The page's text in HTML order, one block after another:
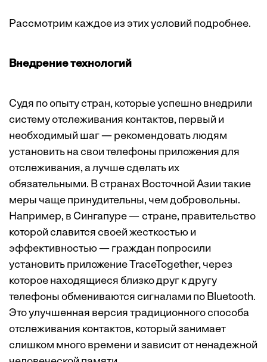
Рассмотрим каждое из этих условий подробнее.
Внедрение технологий
Судя по опыту стран, которые успешно внедрили
систему отслеживания контактов, первый и
необходимый шаг — рекомендовать людям
установить на свои телефоны приложения для
отслеживания, а лучше сделать их
обязательными. В странах Восточной Азии такие
меры чаще принудительны, чем добровольны.
Например, в Сингапуре — стране, правительство
которой славится своей жесткостью и
эффективностью — граждан попросили
установить приложение TraceTogether, через
которое находящиеся близко друг к другу
телефоны обмениваются сигналами по Bluetooth.
Это улучшенная версия традиционного способа
отслеживания контактов, который занимает
слишком много времени и зависит от ненадежной